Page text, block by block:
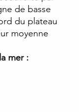
de basse
du plateau
moyenne
mer :